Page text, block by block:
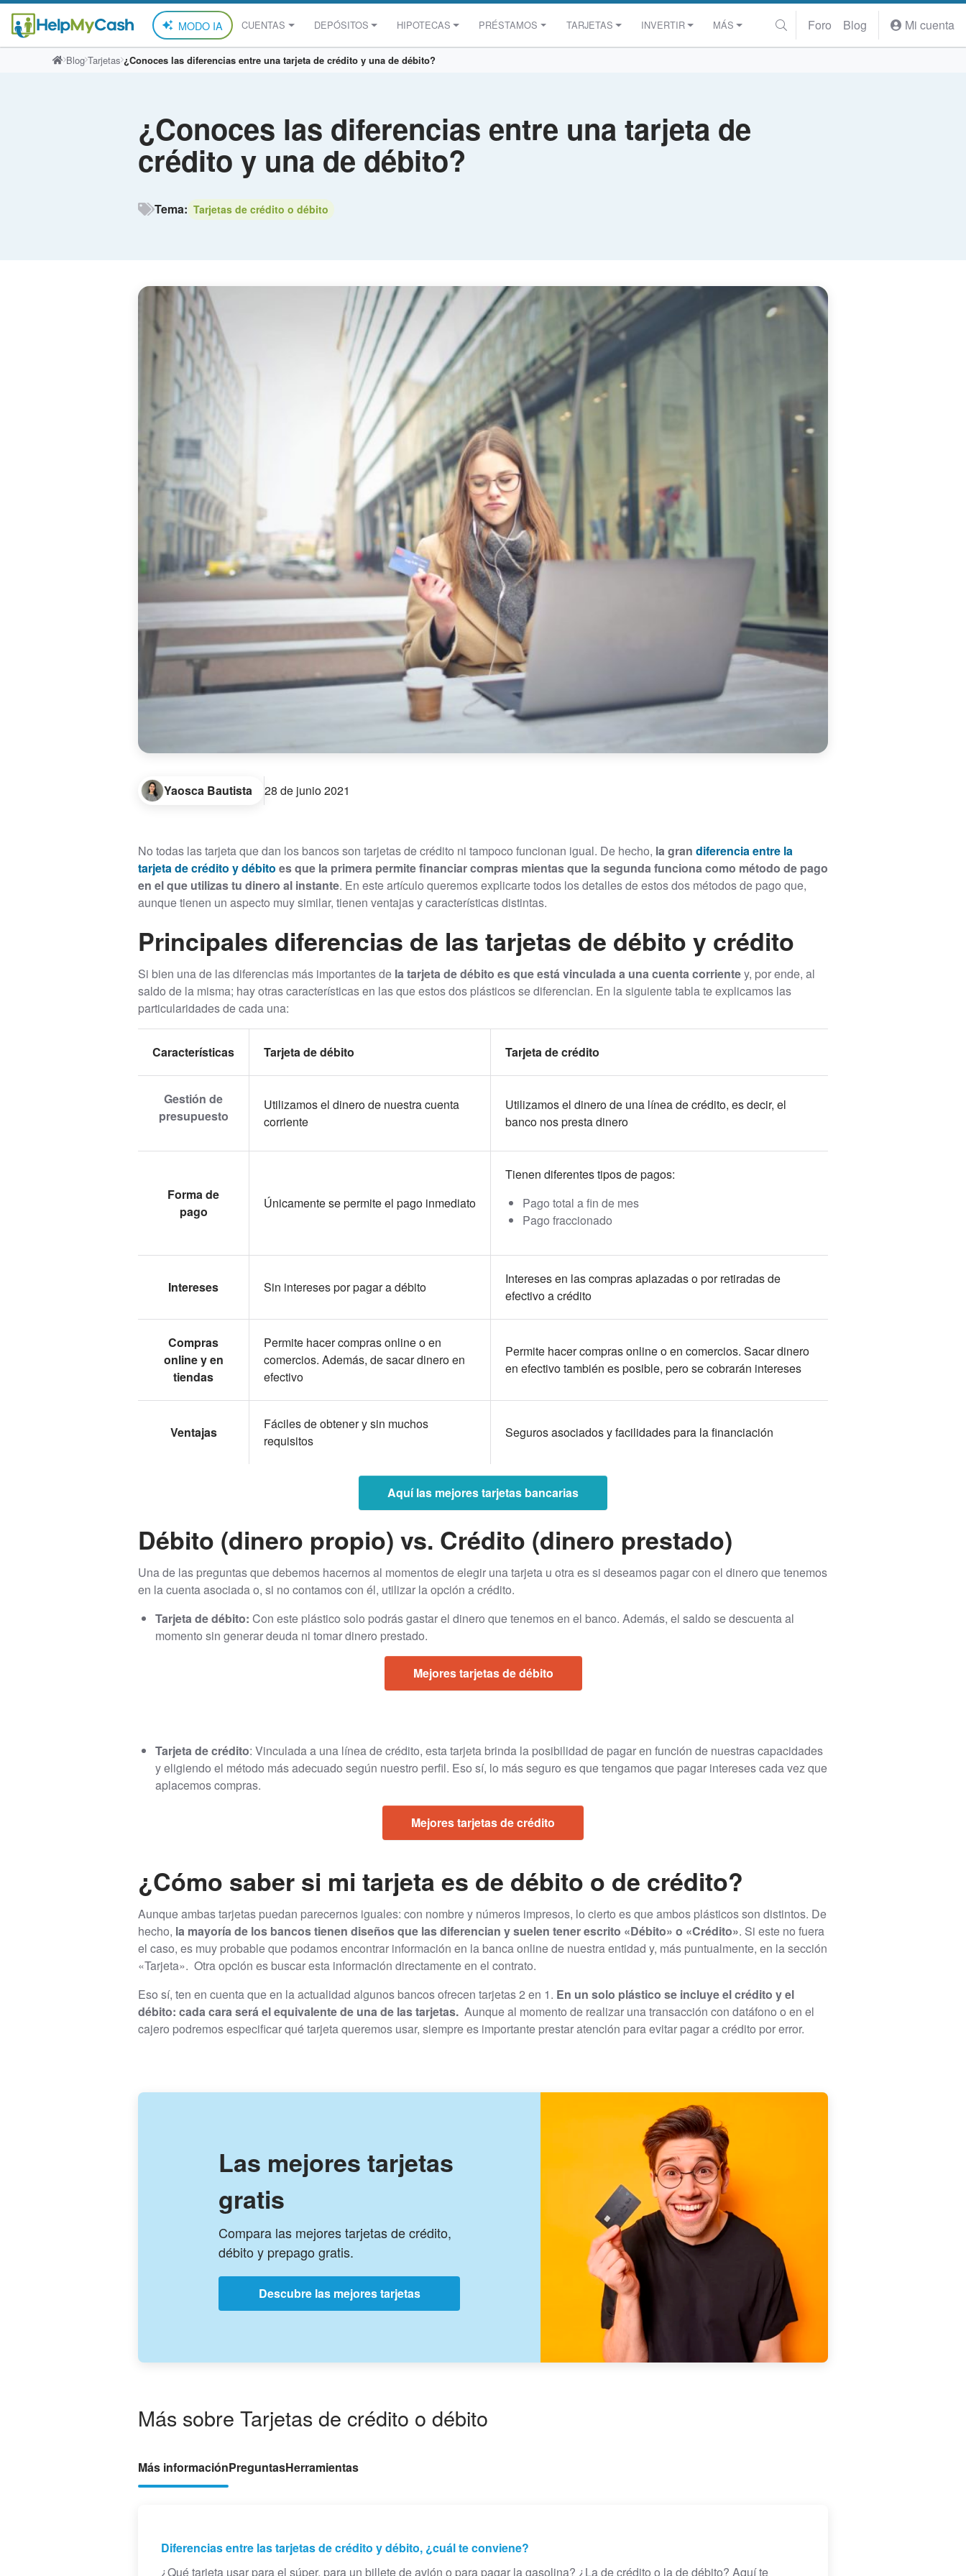
MODO IA CUENTAS DEPÓSITOS HIPOTECAS PRÉSTAMOS TARJETAS INVERTIR MÁS Foro Blog Mi cuenta
Blog Tarjetas ¿Conoces las diferencias entre una tarjeta de crédito y una de débito?
¿Conoces las diferencias entre una tarjeta de
crédito y una de débito?
Tema: Tarjetas de crédito o débito
Yaosca Bautista 28 de junio 2021
No todas las tarjeta que dan los bancos son tarjetas de crédito ni tampoco funcionan igual. De hecho, la gran diferencia entre la
tarjeta de crédito y débito es que la primera permite financiar compras mientas que la segunda funciona como método de pago
en el que utilizas tu dinero al instante. En este artículo queremos explicarte todos los detalles de estos dos métodos de pago que,
aunque tienen un aspecto muy similar, tienen ventajas y características distintas.
Principales diferencias de las tarjetas de débito y crédito
Si bien una de las diferencias más importantes de la tarjeta de débito es que está vinculada a una cuenta corrientey, por ende, al
saldo de la misma; hay otras características en las que estos dos plásticos se diferencian. En la siguiente tabla te explicamos las
particularidades de cada una:
Características Tarjeta de débito Tarjeta de crédito
Gestión de
presupuesto
Utilizamos el dinero de nuestra cuenta
corriente
Utilizamos el dinero de una línea de crédito, es decir, el
banco nos presta dinero
Forma de
pago
Únicamente se permite el pago inmediato
Tienen diferentes tipos de pagos:
Pago total a fin de mes
Pago fraccionado
Intereses Sin intereses por pagar a débito
Intereses en las compras aplazadas o por retiradas de
efectivo a crédito
Compras
online y en
tiendas
Permite hacer compras online o en
comercios. Además, de sacar dinero en
efectivo
Permite hacer compras online o en comercios. Sacar dinero
en efectivo también es posible, pero se cobrarán intereses
Ventajas
Fáciles de obtener y sin muchos
requisitos
Seguros asociados y facilidades para la financiación
Aquí las mejores tarjetas bancarias
Débito (dinero propio) vs. Crédito (dinero prestado)
Una de las preguntas que debemos hacernos al momentos de elegir una tarjeta u otra es si deseamos pagar con el dinero que tenemos
en la cuenta asociada o, si no contamos con él, utilizar la opción a crédito.
Tarjeta de débito: Con este plástico solo podrás gastar el dinero que tenemos en el banco. Además, el saldo se descuenta al
momento sin generar deuda ni tomar dinero prestado.
Mejores tarjetas de débito
Tarjeta de crédito: Vinculada a una línea de crédito, esta tarjeta brinda la posibilidad de pagar en función de nuestras capacidades
y eligiendo el método más adecuado según nuestro perfil. Eso sí, lo más seguro es que tengamos que pagar intereses cada vez que
aplacemos compras.
Mejores tarjetas de crédito
¿Cómo saber si mi tarjeta es de débito o de crédito?
Aunque ambas tarjetas puedan parecernos iguales: con nombre y números impresos, lo cierto es que ambos plásticos son distintos. De
hecho, la mayoría de los bancos tienen diseños que las diferencian y suelen tener escrito «Débito» o «Crédito». Si este no fuera
el caso, es muy probable que podamos encontrar información en la banca online de nuestra entidad y, más puntualmente, en la sección
«Tarjeta». Otra opción es buscar esta información directamente en el contrato.
Eso sí, ten en cuenta que en la actualidad algunos bancos ofrecen tarjetas 2 en 1. En un solo plástico se incluye el crédito y el
débito: cada cara será el equivalente de una de las tarjetas. Aunque al momento de realizar una transacción con datáfono o en el
cajero podremos especificar qué tarjeta queremos usar, siempre es importante prestar atención para evitar pagar a crédito por error.
Las mejores tarjetas
gratis
Compara las mejores tarjetas de crédito,
débito y prepago gratis.
Descubre las mejores tarjetas
Más sobre Tarjetas de crédito o débito
Más informaciónPreguntasHerramientas
Diferencias entre las tarjetas de crédito y débito, ¿cuál te conviene?
¿Qué tarjeta usar para el súper, para un billete de avión o para pagar la gasolina? ¿La de crédito o la de débito? Aquí te